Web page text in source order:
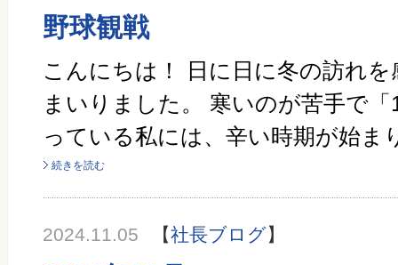
野球観戦
こんにちは！ 日に日に冬の訪れ
まいりました。 寒いのが苦手で
っている私には、辛い時期が始まり
続きを読む
2024.11.05 【社長ブログ】